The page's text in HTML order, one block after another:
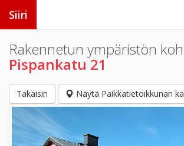
Siiri
Rakennetun ympäristön
Pispankatu 21
Takaisin Näytä Paikkatietoikkunan